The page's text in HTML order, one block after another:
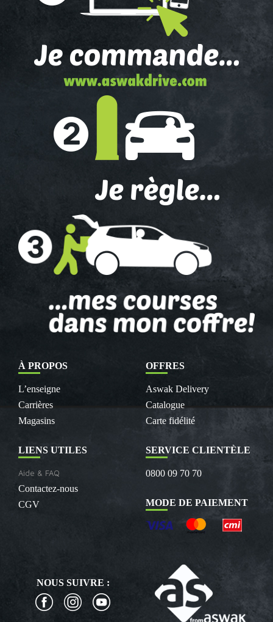
À PROPOS
L’enseigne
Carrières
Magasins
OFFRES
Aswak Delivery
Catalogue
Carte fidélité
LIENS UTILES
Aide & FAQ
Contactez-nous
CGV
SERVICE CLIENTÈLE
0800 09 70 70
MODE DE PAIEMENT
NOUS SUIVRE :